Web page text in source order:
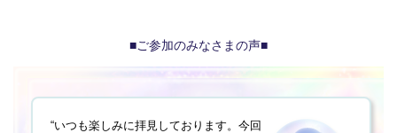
■ご参加のみなさまの声■